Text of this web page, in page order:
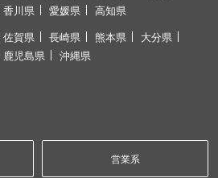
香川県 愛媛県 高知県
佐賀県 長崎県 熊本県
大分県
鹿児島県 沖縄県
営業系